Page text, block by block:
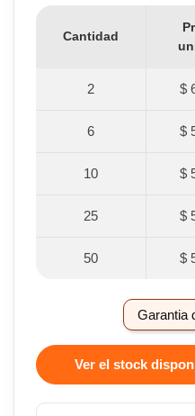
Cantidad
2 $
6 $
10 $
25 $
50 $
Garantia
Ver el stock